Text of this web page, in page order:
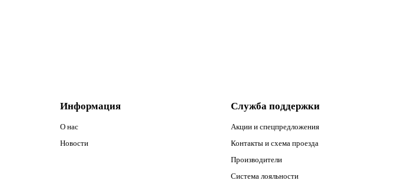
Информация
О нас
Новости
Служба поддержки
Акции и спецпредложения
Контакты и схема проезда
Производители
Система лояльности